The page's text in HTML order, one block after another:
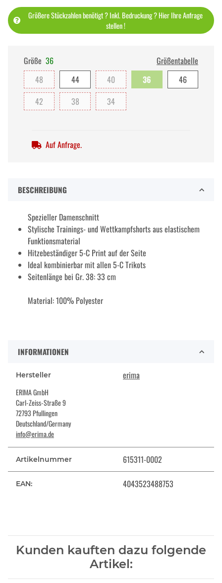
Größere Stückzahlen benötigt ? Inkl. Bedruckung ? Hier Ihre Anfrage
stellen !
Größe 36
Größentabelle
48
44 40 36
46
42
38 34
Auf Anfrage.
BESCHREIBUNG
Spezieller Damenschnitt
Stylische Trainings- und Wettkampfshorts aus elastischem
Funktionsmaterial
Hitzebeständiger 5-C Print auf der Seite
Ideal kombinierbar mit allen 5-C Trikots
Seitenlänge bei Gr. 38: 33 cm
Material: 100% Polyester
INFORMATIONEN
Hersteller erima
ERIMA GmbH
Carl-Zeiss-Straße 9
72793 Pfullingen
Deutschland/Germany
info@erima.de
Artikelnummer 615311-0002
EAN: 4043523488753
Kunden kauften dazu folgende
Artikel: